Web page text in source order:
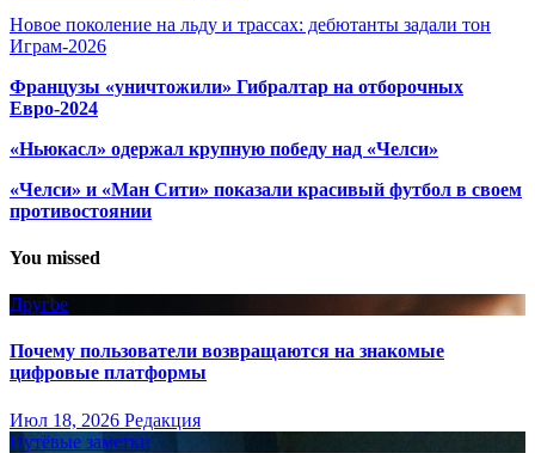
Новое поколение на льду и трассах: дебютанты задали тон
Играм-2026
Французы «уничтожили» Гибралтар на отборочных
Евро-2024
«Ньюкасл» одержал крупную победу над «Челси»
«Челси» и «Ман Сити» показали красивый футбол в своем
противостоянии
You missed
Другое
Почему пользователи возвращаются на знакомые
цифровые платформы
Июл 18, 2026 Редакция
Путёвые заметки